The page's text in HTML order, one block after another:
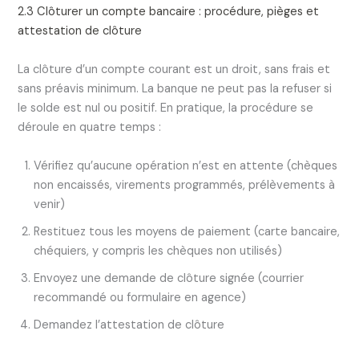
2.3 Clôturer un compte bancaire : procédure, pièges et
attestation de clôture
La clôture d’un compte courant est un droit, sans frais et
sans préavis minimum. La banque ne peut pas la refuser si
le solde est nul ou positif. En pratique, la procédure se
déroule en quatre temps :
Vérifiez qu’aucune opération n’est en attente (chèques
non encaissés, virements programmés, prélèvements à
venir)
Restituez tous les moyens de paiement (carte bancaire,
chéquiers, y compris les chèques non utilisés)
Envoyez une demande de clôture signée (courrier
recommandé ou formulaire en agence)
Demandez l’attestation de clôture